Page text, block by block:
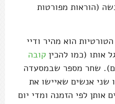
(הוראות מפורטות
הוא מהיר ודיי
אותו (כמו להכין קובה
שחר מספר שבמסעדה
שני אנשים שאיישו את
אותן לפי הזמנה ומדי יום